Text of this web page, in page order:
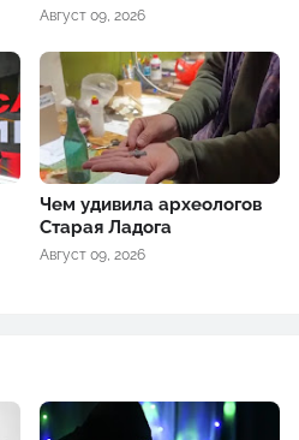
Август 09, 2026
Чем удивила археологов
Старая Ладога
Август 09, 2026